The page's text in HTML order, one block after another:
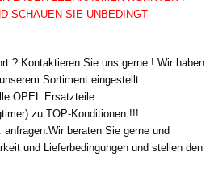
SCHAUEN SIE UNBEDINGT
? Kontaktieren Sie uns gerne ! Wir haben
Sortiment eingestellt.
OPEL Ersatzteile
zu TOP-Konditionen !!!
beraten Sie gerne und
und Lieferbedingungen und stellen den